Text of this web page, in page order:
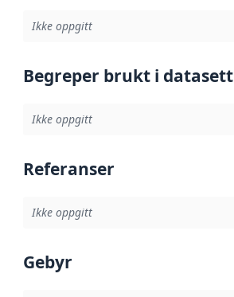
Ikke oppgitt
Begreper brukt i datasett
Ikke oppgitt
Referanser
Ikke oppgitt
Gebyr